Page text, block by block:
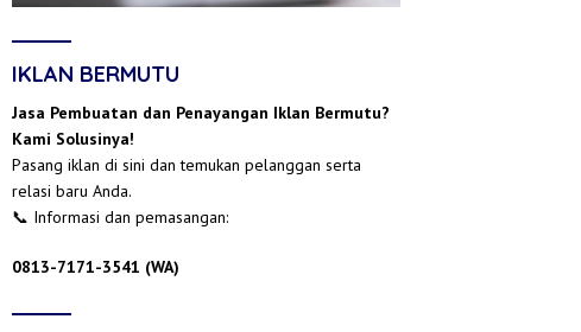
IKLAN BERMUTU
Jasa Pembuatan dan Penayangan Iklan Bermutu?
Kami Solusinya!
Pasang iklan di sini dan temukan pelanggan serta
relasi baru Anda.
📞 Informasi dan pemasangan:
0813-7171-3541 (WA)